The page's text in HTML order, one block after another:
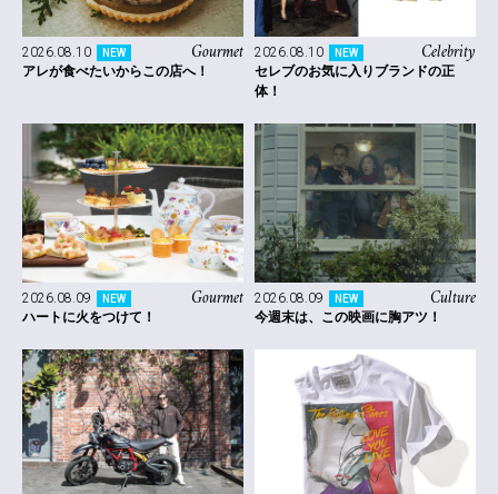
Gourmet
2026.08.10 NEW
アレが食べたいからこの店へ！
Celebrity
2026.08.10 NEW
セレブのお気に入りブランドの正
体！
Gourmet
2026.08.09 NEW
ハートに火をつけて！
Culture
2026.08.09 NEW
今週末は、この映画に胸アツ！